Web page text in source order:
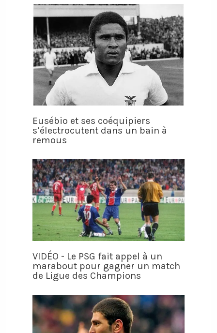
Eusébio et ses coéquipiers
s’électrocutent dans un bain à
remous
VIDÉO - Le PSG fait appel à un
marabout pour gagner un match
de Ligue des Champions